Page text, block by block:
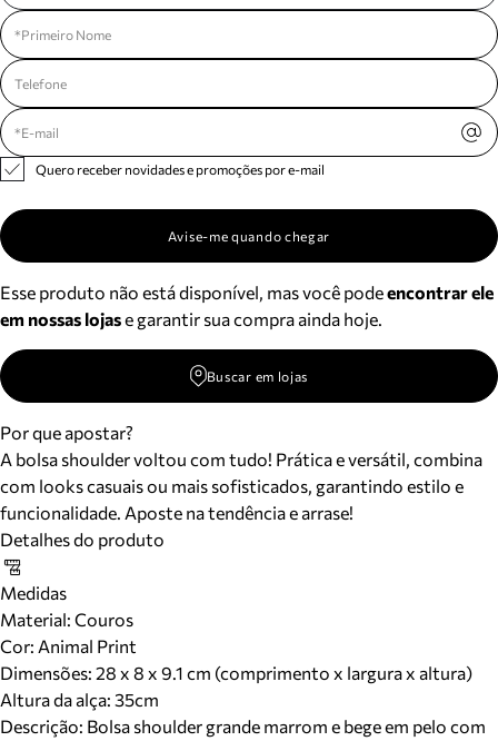
Quero receber novidades e promoções por e-mail
Avise-me quando chegar
Esse produto não está disponível, mas você podeencontrar ele
em nossas lojase garantir sua compra ainda hoje.
Buscar em lojas
Por que apostar?
A bolsa shoulder voltou com tudo! Prática e versátil, combina
com looks casuais ou mais sofisticados, garantindo estilo e
funcionalidade. Aposte na tendência e arrase!
Detalhes do produto
Medidas
Material: Couros
Cor: Animal Print
Dimensões: 28 x 8 x 9.1 cm (comprimento x largura x altura)
Altura da alça: 35cm
Descrição: Bolsa shoulder grande marrom e bege em pelo com